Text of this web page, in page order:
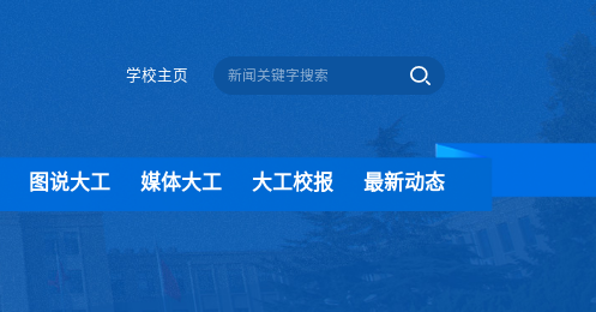
学校主页
图说大工 媒体大工 大工校报 最新动态